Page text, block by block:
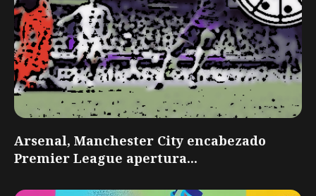
Arsenal, Manchester City encabezado
Premier League apertura...